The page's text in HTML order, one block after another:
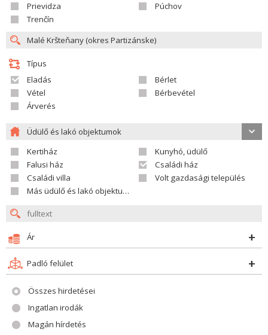
Prievidza
Púchov
Trenčín
Típus
Eladás
Bérlet
Vétel
Bérbevétel
Árverés
Üdülő és lakó objektumok
Kertiház
Kunyhó, üdülő
Falusi ház
Családi ház
Családi villa
Volt gazdasági település
Más üdülő és lakó objektumok
Ár
Padló felület
Összes hirdetései
Ingatlan irodák
Magán hírdetés